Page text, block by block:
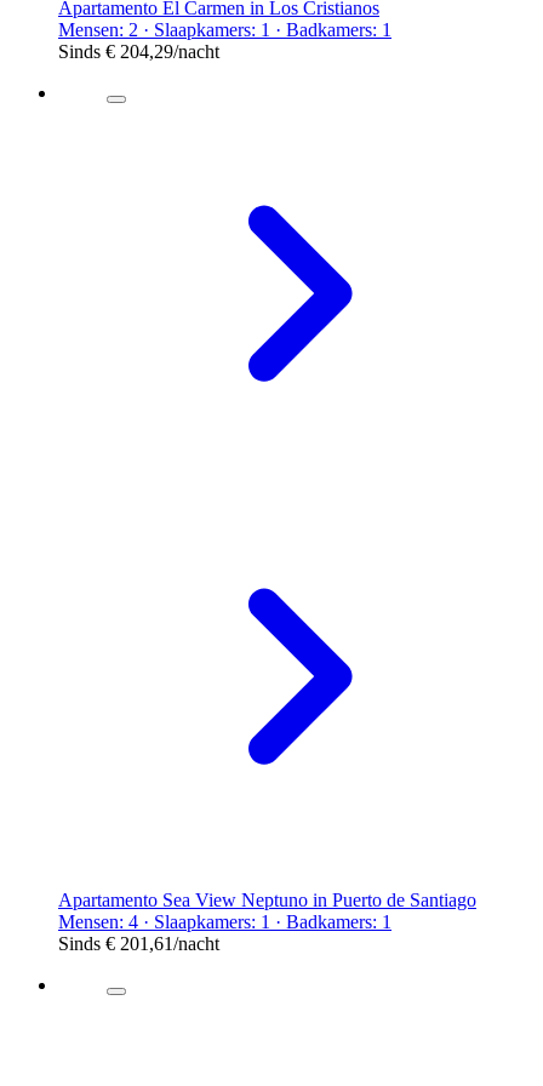
Apartamento El Carmen in Los Cristianos
Mensen: 2 · Slaapkamers: 1 · Badkamers: 1
Sinds € 204,29/nacht
Apartamento Sea View Neptuno in Puerto de Santiago
Mensen: 4 · Slaapkamers: 1 · Badkamers: 1
Sinds € 201,61/nacht